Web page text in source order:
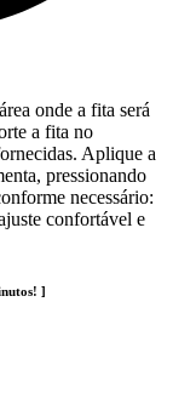
onde a fita será
a fita no
Aplique a
pressionando
necessário:
confortável e
]